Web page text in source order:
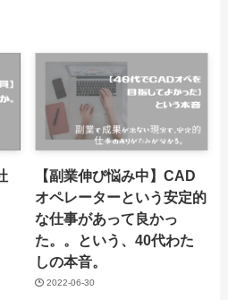
【副業伸び悩み中】CAD
オペレーターという安定的
な仕事があって良かっ
た。。という、40代わた
しの本音。
2022-06-30